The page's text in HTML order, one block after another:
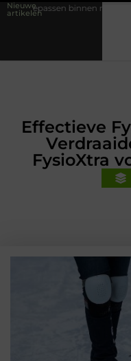
Nieuwe
artikelen
moderne folie techniek
Effectieve
FysioXtra